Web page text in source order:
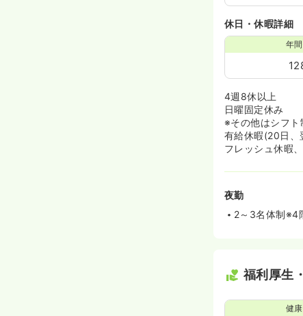
休日・休暇詳細
年
4週8休以上
日曜固定休み
※その他はシフト
有給休暇(20日、
フレッシュ休暇
夜勤
2～3名体制※4
福利厚生
健